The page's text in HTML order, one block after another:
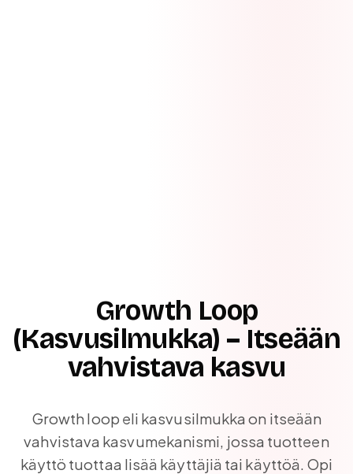
Growth Loop
(Kasvusilmukka) – Itseään
vahvistava kasvu
Growth loop eli kasvusilmukka on itseään
vahvistava kasvumekanismi, jossa tuotteen
käyttö tuottaa lisää käyttäjiä tai käyttöä. Opi